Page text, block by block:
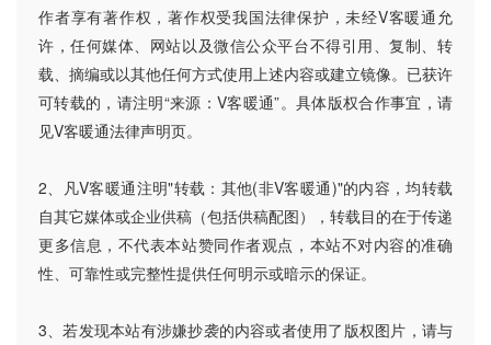
作者享有著作权，著作权受我国法律保护，未经V客暖通允
许，任何媒体、网站以及微信公众平台不得引用、复制、转
载、摘编或以其他任何方式使用上述内容或建立镜像。已获许
可转载的，请注明“来源：V客暖通”。具体版权合作事宜，请
见V客暖通法律声明页。
2、凡V客暖通注明"转载：其他(非V客暖通)"的内容，均转载
自其它媒体或企业供稿（包括供稿配图），转载目的在于传递
更多信息，不代表本站赞同作者观点，本站不对内容的准确
性、可靠性或完整性提供任何明示或暗示的保证。
3、若发现本站有涉嫌抄袭的内容或者使用了版权图片，请与